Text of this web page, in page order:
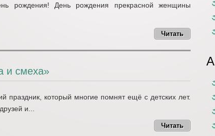
рождения! День рождения прекрасной женщины
Читать
и смеха»
праздник, который многие помнят ещё с детских лет.
и...
Читать